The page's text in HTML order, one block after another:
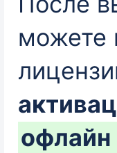
можете
офлайн